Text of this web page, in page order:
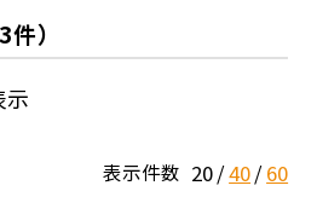
）
示
表示件数 20 40 60